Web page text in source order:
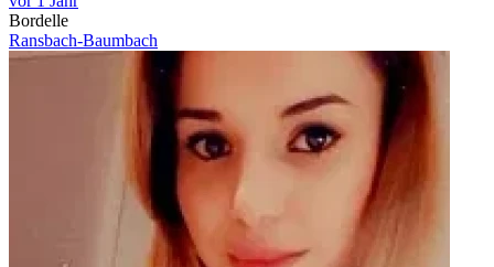
Bordelle
Ransbach-Baumbach